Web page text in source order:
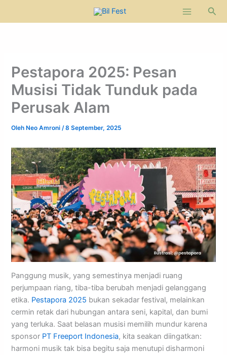
Cari
Pestapora 2025: Pesan
Musisi Tidak Tunduk pada
Perusak Alam
Oleh Neo Amroni/8 September, 2025
Panggung musik, yang semestinya menjadi ruang
perjumpaan riang, tiba-tiba berubah menjadi gelanggang
etika. Pestapora 2025 bukan sekadar festival, melainkan
cermin retak dari hubungan antara seni, kapital, dan bumi
yang terluka. Saat belasan musisi memilih mundur karena
sponsor PT Freeport Indonesia, kita seakan diingatkan:
harmoni musik tak bisa begitu saja menutupi disharmoni